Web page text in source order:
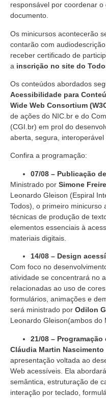
responsável por coordenar
documento.
Os minicursos acontecerão
contarão com
receber certificado de
a inscrição no site do
Os conteúdos abordados
Acessibilidade para
Wide Web Consortium
de ações do NIC.br e do
(CGI.br) em prol do
aberta, segura, interoperável
Confira a programação:
07/08 – Publicação
Ministrado por Simone Freire
Leonardo Gleison (Espiral
Todos), o primeiro minicurso
técnicas de produção de
elementos essenciais à
materiais digitais.
14/08 – Design
Com foco no
atividade se concentrará no
relacionadas ao uso de cores,
formulários, animações e
será ministrado por Odilon
Leonardo Gleison(ambos do
21/08 –
Cláudia Martin Nascimento
apresentação voltada ao
Web acessíveis. Ela
semântica, estruturação de
interação por teclado,